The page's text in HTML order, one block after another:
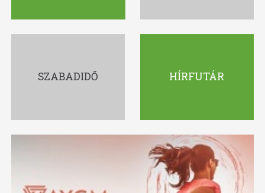
SZABADIDŐ HÍRFUTÁR